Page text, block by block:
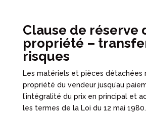
Clause de réserve
propriété –
risques
Les matériels et pièces détachées
propriété du vendeur jusqu’au
l’intégralité du prix en principal et
les termes de la Loi du 12 mai 1980.